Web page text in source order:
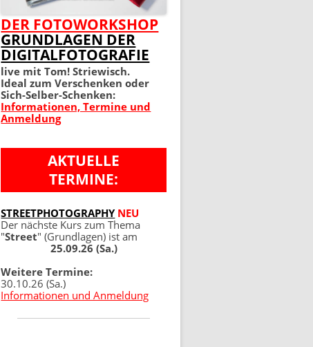
MEIN PERFEKTES FOTO 2.
AUFLAGE
100 TIPPS UND TRICKS 4.
AUFLAGE
DER FOTOWORKSHOP
GRUNDLAGEN DER
DIGITALFOTOGRAFIE
live mit Tom! Striewisch.
Ideal zum Verschenken oder
Sich-Selber-Schenken:
Informationen, Termine und
Anmeldung
AKTUELLE
TERMINE:
STREETPHOTOGRAPHY NEU
Der nächste Kurs zum Thema
"Street" (Grundlagen) ist am
25.09.26 (Sa.)
Weitere Termine:
30.10.26 (Sa.)
Informationen und Anmeldung